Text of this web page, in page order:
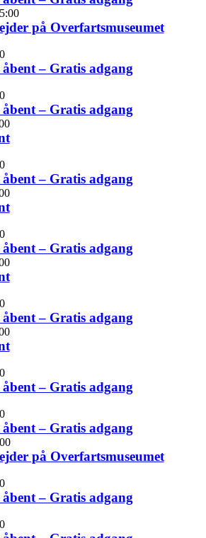
på Overfartsmuseumet
åbent – Gratis adgang
åbent – Gratis adgang
åbent – Gratis adgang
åbent – Gratis adgang
åbent – Gratis adgang
åbent – Gratis adgang
åbent – Gratis adgang
på Overfartsmuseumet
åbent – Gratis adgang